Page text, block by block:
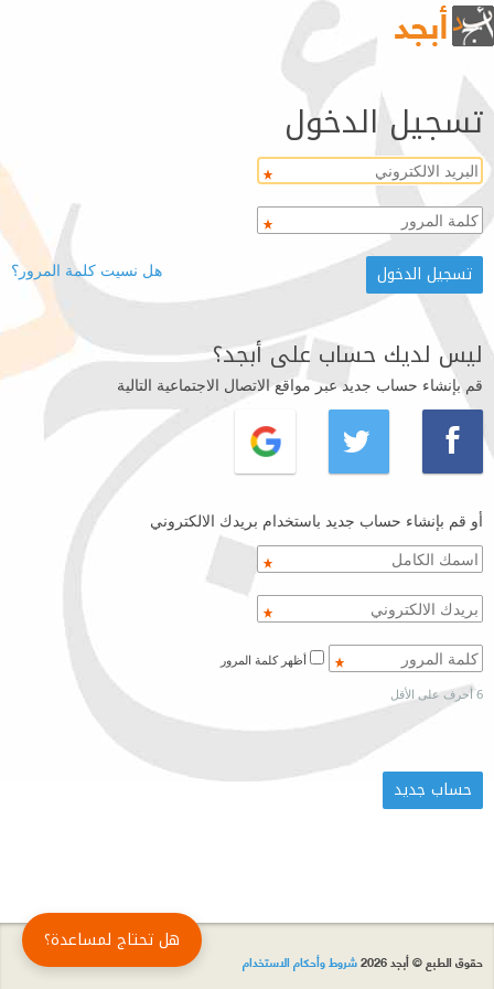
تسجيل الدخول
هل نسيت كلمة المرور؟
ليس لديك حساب على أبجد؟
قم بإنشاء حساب جديد عبر مواقع الاتصال الاجتماعية التالية
أو قم بإنشاء حساب جديد باستخدام بريدك الالكتروني
6 أحرف على الأقل
حقوق الطبع © أبجد 2026 شروط وأحكام الاستخدام
هل تحتاج لمساعدة؟